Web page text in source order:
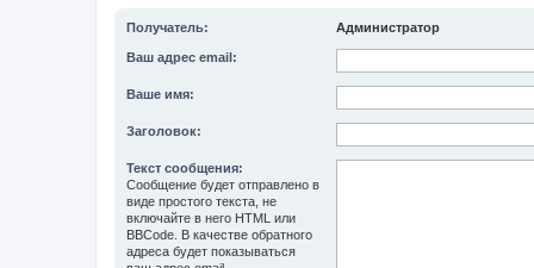
Получатель: Администратор
Ваш адрес email:
Ваше имя:
Заголовок:
Текст сообщения:
Сообщение будет отправлено в
виде простого текста, не
включайте в него HTML или
BBCode. В качестве обратного
адреса будет показываться